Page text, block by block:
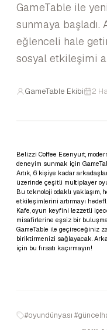
GameTable ile
sunmaya başladı.
eğlenceli hale
sosyal etkileşimi
GameTable Ekibi 2
Belizzi Coffee Esenyurt,
deneyim sunmak için
Artık, 6 kişiye kadar
üzerinde çeşitli multiplayer
Bu teknoloji odaklı yaklaşım,
etkileşimlerini artırmayı
Kafe, oyun keyfini lezzetli
misafirlerine eşsiz bir
GameTable ile geçireceğiniz
biriktirmenizi sağlayacak.
için bu fırsatı kaçırmayın!
#oyundünyası